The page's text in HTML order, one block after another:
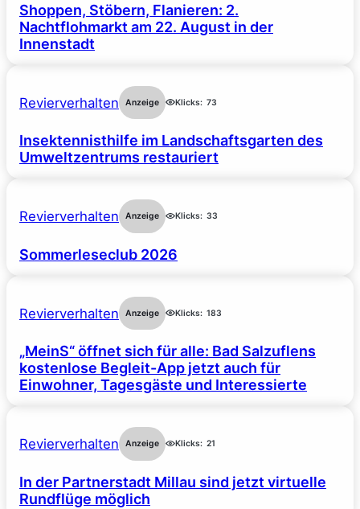
Shoppen, Stöbern, Flanieren: 2.
Nachtflohmarkt am 22. August in der
Innenstadt
Revierverhalten Anzeige Klicks: 73
Insektennisthilfe im Landschaftsgarten des
Umweltzentrums restauriert
Revierverhalten Anzeige Klicks: 33
Sommerleseclub 2026
Revierverhalten Anzeige Klicks: 183
„MeinS“ öffnet sich für alle: Bad Salzuflens
kostenlose Begleit-App jetzt auch für
Einwohner, Tagesgäste und Interessierte
Revierverhalten Anzeige Klicks: 21
In der Partnerstadt Millau sind jetzt virtuelle
Rundflüge möglich